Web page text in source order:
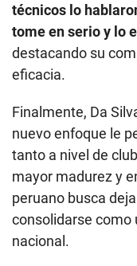
técnicos lo
tome en serio y lo
destacando su
eficacia.
Finalmente, Da
nuevo enfoque le
tanto a nivel de
mayor madurez y
peruano busca
consolidarse como
nacional.